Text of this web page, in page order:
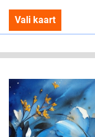
Vali kaart